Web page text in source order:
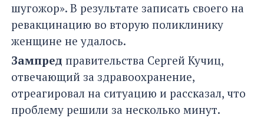
шугожор». В результате записать своего на
ревакцинацию во вторую поликлинику
женщине не удалось.
Зампред правительства Сергей Кучиц,
отвечающий за здравоохранение,
отреагировал на ситуацию и рассказал, что
проблему решили за несколько минут.